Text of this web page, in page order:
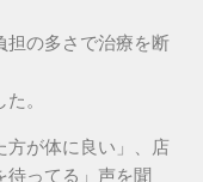
担の多さで治療を断
。
方が体に良い」、店
待ってる」声を聞